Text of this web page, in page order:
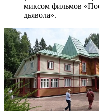
миксом фильмов
дьявола».